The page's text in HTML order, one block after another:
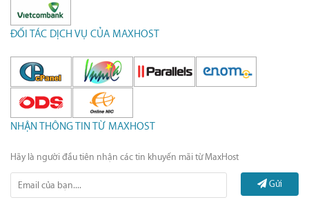
ĐỐI TÁC DỊCH VỤ CỦA MAXHOST
NHẬN THÔNG TIN TỪ MAXHOST
Hãy là người đầu tiên nhận các tin khuyến mãi từ MaxHost
Gửi